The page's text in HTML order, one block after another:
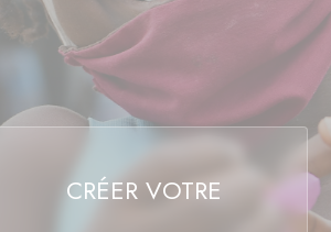
CRÉER VOTRE